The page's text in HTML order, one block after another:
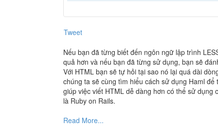
Tweet
Nếu bạn đã từng biết đến ngôn ngữ lập trình
quả hơn và nếu bạn đã từng sử dụng, bạn sẽ
Với HTML bạn sẽ tự hỏi tại sao nó lại quá dài
chúng ta sẽ cùng tìm hiểu cách sử dụng Haml
giúp việc viết HTML dễ dàng hơn có thể sử dụng
là Ruby on Rails.
Read More...